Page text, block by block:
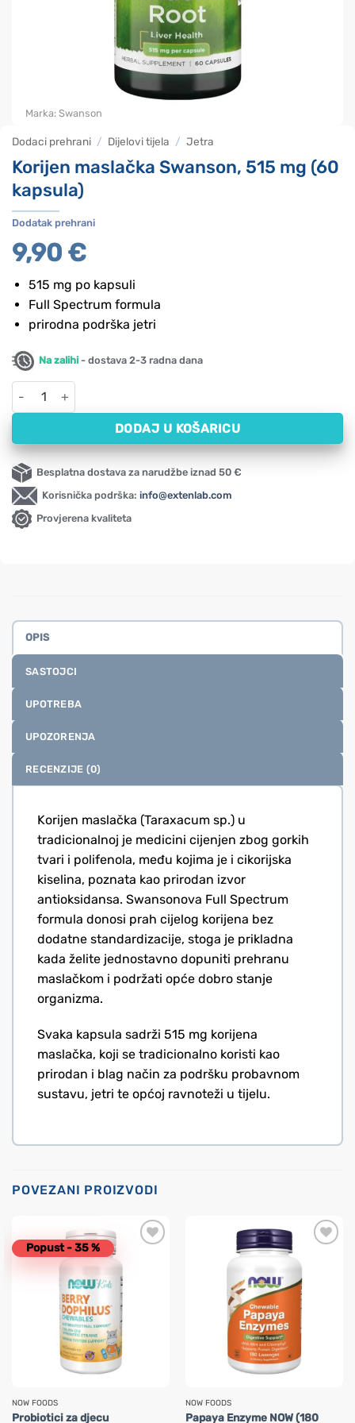
Dodaci prehrani / Dijelovi tijela / Jetra
Korijen maslačka Swanson, 515 mg (60
kapsula)
Dodatak prehrani
9,90 €
515 mg po kapsuli
Full Spectrum formula
prirodna podrška jetri
Na zalihi - dostava 2-3 radna dana
Korijen maslačka Swanson, 515 mg (60 kapsula) količina
DODAJ U KOŠARICU
Besplatna dostava za narudžbe iznad 50 €
Korisnička podrška: info@extenlab.com
Provjerena kvaliteta
Marka: Swanson
OPIS
SASTOJCI
UPOTREBA
UPOZORENJA
RECENZIJE (0)
Korijen maslačka (Taraxacum sp.) u
tradicionalnoj je medicini cijenjen zbog gorkih
tvari i polifenola, među kojima je i cikorijska
kiselina, poznata kao prirodan izvor
antioksidansa. Swansonova Full Spectrum
formula donosi prah cijelog korijena bez
dodatne standardizacije, stoga je prikladna
kada želite jednostavno dopuniti prehranu
maslačkom i podržati opće dobro stanje
organizma.
Svaka kapsula sadrži 515 mg korijena
maslačka, koji se tradicionalno koristi kao
prirodan i blag način za podršku probavnom
sustavu, jetri te općoj ravnoteži u tijelu.
POVEZANI PROIZVODI
Popust - 35 %
NOW FOODS
Probiotici za djecu
NOW FOODS
Papaya Enzyme NOW (180